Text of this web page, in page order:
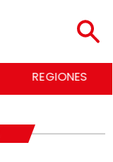
REGIONES